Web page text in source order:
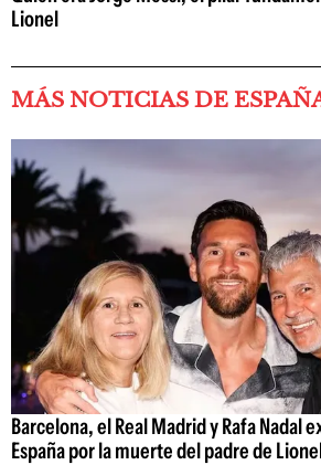
Lionel
MÁS NOTICIAS DE
Barcelona, el Real Madrid y Rafa Nadal
España por la muerte del padre de